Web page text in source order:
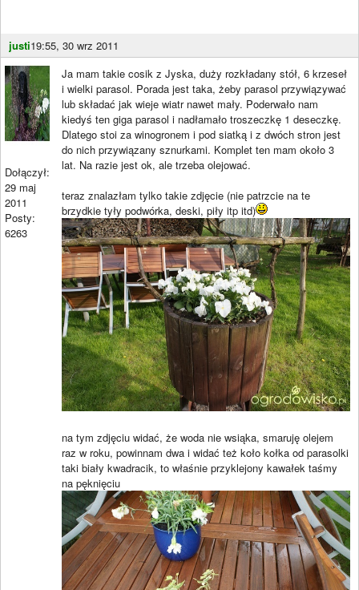
justi19:55, 30 wrz 2011
Dołączył:
29 maj
2011
Posty:
6263
Ja mam takie cosik z Jyska, duży rozkładany stół, 6 krzeseł
i wielki parasol. Porada jest taka, żeby parasol przywiązywać
lub składać jak wieje wiatr nawet mały. Poderwało nam
kiedyś ten giga parasol i nadłamało troszeczkę 1 deseczkę.
Dlatego stoi za winogronem i pod siatką i z dwóch stron jest
do nich przywiązany sznurkami. Komplet ten mam około 3
lat. Na razie jest ok, ale trzeba olejować.
teraz znalazłam tylko takie zdjęcie (nie patrzcie na te
brzydkie tyły podwórka, deski, piły itp itd)
na tym zdjęciu widać, że woda nie wsiąka, smaruję olejem
raz w roku, powinnam dwa i widać też koło kołka od parasolki
taki biały kwadracik, to właśnie przyklejony kawałek taśmy
na pęknięciu